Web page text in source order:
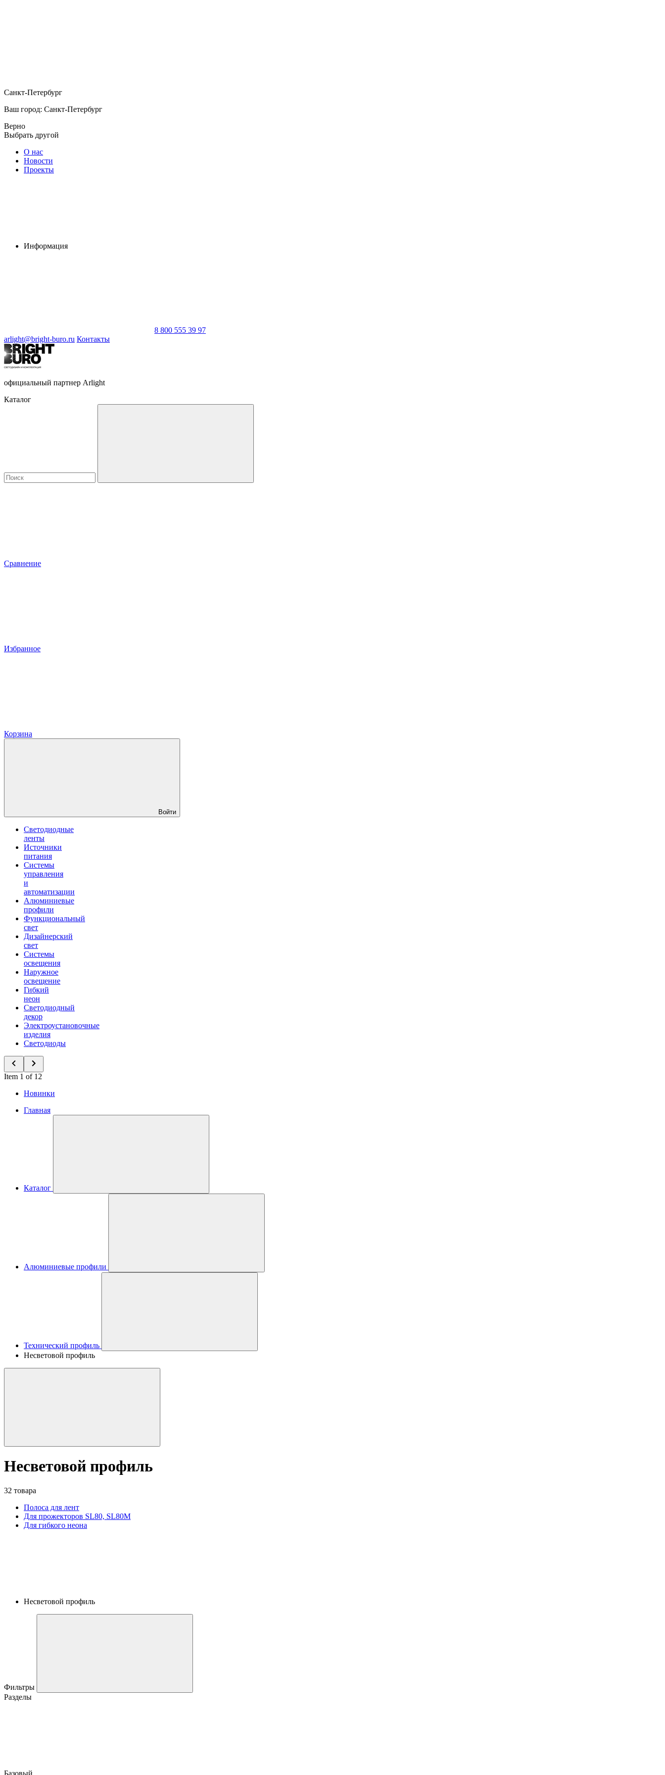
Санкт-Петербург
Ваш город: Санкт-Петербург
Верно
Выбрать другой
О нас
Новости
Проекты
Информация
8 800 555 39 97
arlight@bright-buro.ru Контакты
официальный партнер Arlight
Каталог
Сравнение
Избранное
Корзина
Войти
Светодиодные
ленты
Источники
питания
Системы
управления
и
автоматизации
Алюминиевые
профили
Функциональный
свет
Дизайнерский
свет
Системы
освещения
Наружное
освещение
Гибкий
неон
Светодиодный
декор
Электроустановочные
изделия
Светодиоды
Item 1 of 12
Новинки
Главная
Каталог
Алюминиевые профили
Технический профиль
Несветовой профиль
Несветовой профиль
32 товара
Полоса для лент
Для прожекторов SL80, SL80M
Для гибкого неона
Несветовой профиль
Фильтры
Разделы
Базовый